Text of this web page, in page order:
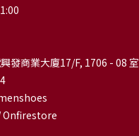
發商業大廈17/F, 1706 - 08 室
Onfirestore